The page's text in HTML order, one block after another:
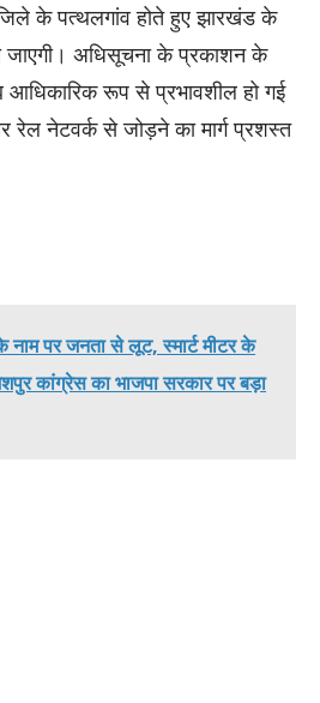
के पत्थलगांव होते हुए झारखंड के
जाएगी। अधिसूचना के प्रकाशन के
आधिकारिक रूप से प्रभावशील हो गई
रेल नेटवर्क से जोड़ने का मार्ग प्रशस्त
नाम पर जनता से लूट, स्मार्ट मीटर के
कांग्रेस का भाजपा सरकार पर बड़ा